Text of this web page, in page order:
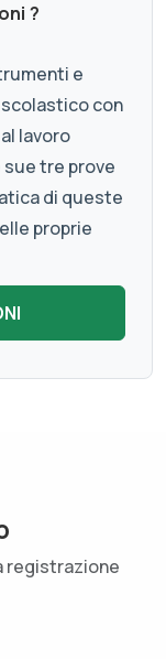
?
e
con
lavoro
sue tre prove
di queste
proprie
registrazione